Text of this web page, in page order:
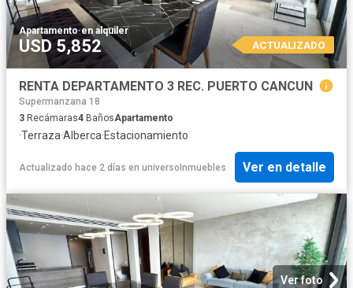
Apartamento·en alquiler
USD 5,852 ACTUALIZADO
RENTA DEPARTAMENTO 3 REC. PUERTO CANCUN
Supermanzana 18
3 Recámaras4 BañosApartamento
·Terraza·Alberca·Estacionamiento
Actualizado hace 2 días en universoInmuebles Ver en detalle
Ver foto